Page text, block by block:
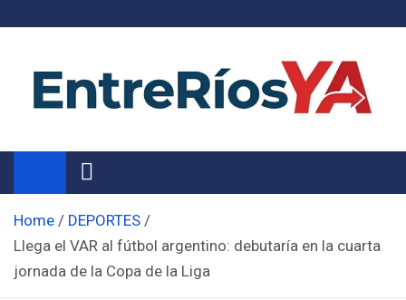
Noticias de Entre Ríos
Información de toda la provincia ahora
Home
DEPORTES
Llega el VAR al fútbol argentino: debutaría en la cuarta
jornada de la Copa de la Liga